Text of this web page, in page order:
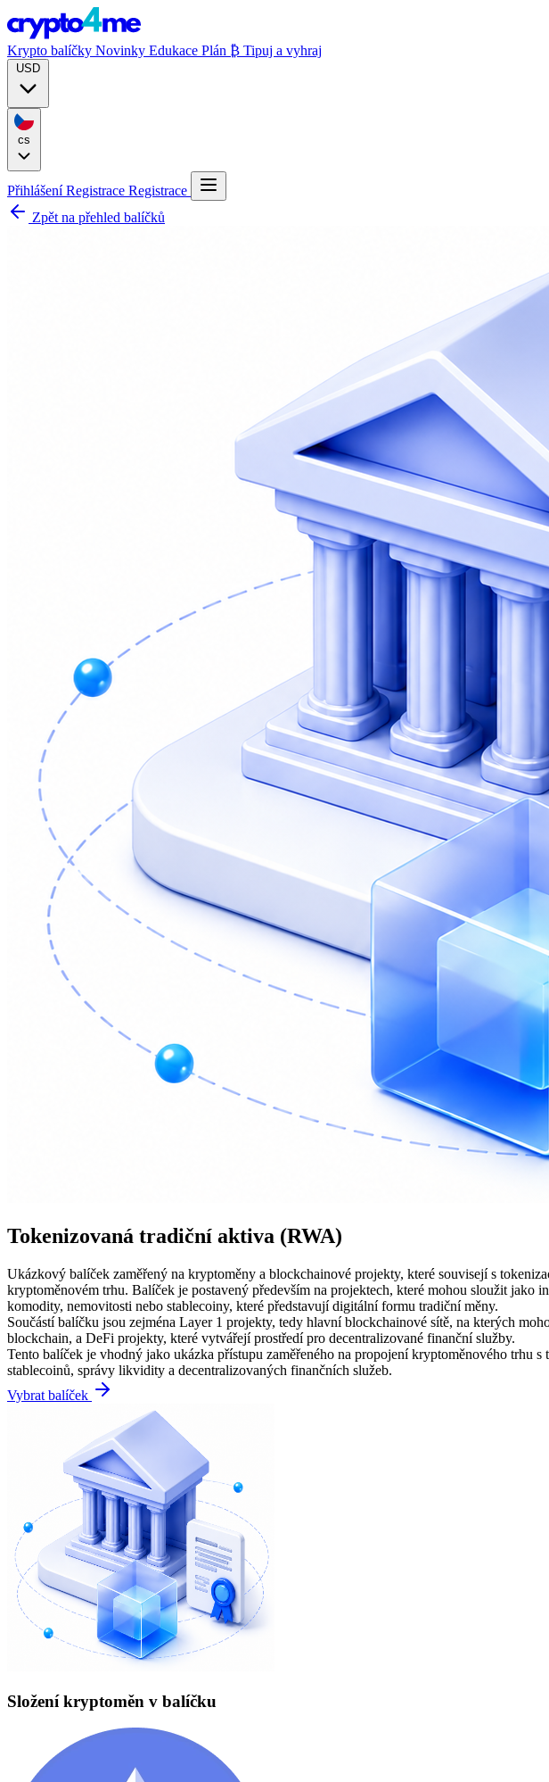
Krypto balíčky Novinky Edukace Plán ₿ Tipuj a vyhraj
PřihlášeníRegistrace Registrace
Zpět na přehled balíčků
Tokenizovaná tradiční aktiva (RWA)
Ukázkový balíček zaměřený na kryptoměny a blockchainové projekty, které souvisejí s
kryptoměnovém trhu. Balíček je postavený především na projektech, které mohou sloužit
komodity, nemovitosti nebo stablecoiny, které představují digitální formu tradiční měny.
Součástí balíčku jsou zejména Layer 1 projekty, tedy hlavní blockchainové sítě, na kterých
blockchain, a DeFi projekty, které vytvářejí prostředí pro decentralizované finanční služby.
Tento balíček je vhodný jako ukázka přístupu zaměřeného na propojení kryptoměnového
stablecoinů, správy likvidity a decentralizovaných finančních služeb.
Vybrat balíček
Složení kryptoměn v balíčku